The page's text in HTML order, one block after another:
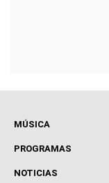
MÚSICA
Local de Ensayo
Conciertos
PROGRAMAS
Cuerpos especiales
NOTICIAS